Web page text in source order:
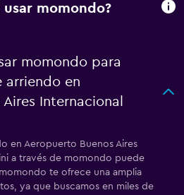
usar momondo?
momondo para
arriendo en
Internacional
en Aeropuerto Buenos Aires
a través de momondo puede
te ofrece una amplia
ya que buscamos en miles de